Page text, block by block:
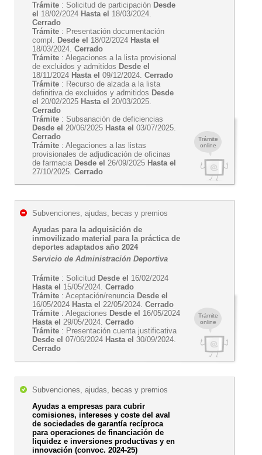
Trámite
online
Trámite : Solicitud de participación Desde
el 18/02/2024 Hasta el 18/03/2024.
Cerrado
Trámite : Presentación documentación
compl. Desde el 18/02/2024 Hasta el
18/03/2024. Cerrado
Trámite : Alegaciones a la lista provisional
de excluidos y admitidos Desde el
18/11/2024 Hasta el 09/12/2024. Cerrado
Trámite : Recurso de alzada a la lista
definitiva de excluidos y admitidos Desde
el 20/02/2025 Hasta el 20/03/2025.
Cerrado
Trámite : Subsanación de deficiencias
Desde el 20/06/2025 Hasta el 03/07/2025.
Cerrado
Trámite : Alegaciones a las listas
provisionales de adjudicación de oficinas
de farmacia Desde el 26/09/2025 Hasta el
27/10/2025. Cerrado
Trámite
online
Subvenciones, ajudas, becas y premios
Ayudas para la adquisición de
inmovilizado material para la práctica de
deportes adaptados año 2024
Servicio de Administración Deportiva
Trámite : Solicitud Desde el 16/02/2024
Hasta el 15/05/2024. Cerrado
Trámite : Aceptación/renuncia Desde el
16/05/2024 Hasta el 22/05/2024. Cerrado
Trámite : Alegaciones Desde el 16/05/2024
Hasta el 29/05/2024. Cerrado
Trámite : Presentación cuenta justificativa
Desde el 07/06/2024 Hasta el 30/09/2024.
Cerrado
Subvenciones, ajudas, becas y premios
Ayudas a empresas para cubrir
comisiones, intereses y coste del aval
de sociedades de garantía recíproca
para operaciones de financiación de
liquidez e inversiones productivas y en
innovación (convoc. 2024-25)